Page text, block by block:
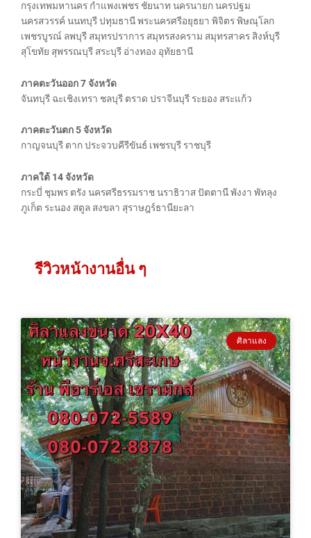
กรุงเทพมหานคร กำแพงเพชร ชัยนาท นครนายก นครปฐม
นครสวรรค์ นนทบุรี ปทุมธานี พระนครศรีอยุธยา พิจิตร พิษณุโลก
เพชรบูรณ์ ลพบุรี สมุทรปราการ สมุทรสงคราม สมุทรสาคร สิงห์บุรี
สุโขทัย สุพรรณบุรี สระบุรี อ่างทอง อุทัยธานี
ภาคตะวันออก 7 จังหวัด
จันทบุรี ฉะเชิงเทรา ชลบุรี ตราด ปราจีนบุรี ระยอง สระแก้ว
ภาคตะวันตก 5 จังหวัด
กาญจนบุรี ตาก ประจวบคีรีขันธ์ เพชรบุรี ราชบุรี
ภาคใต้ 14 จังหวัด
กระบี่ ชุมพร ตรัง นครศรีธรรมราช นราธิวาส ปัตตานี พังงา พัทลุง
ภูเก็ต ระนอง สตูล สงขลา สุราษฎร์ธานียะลา
รีวิวหน้างานอื่น ๆ
ศิลาแลง